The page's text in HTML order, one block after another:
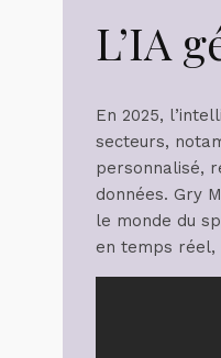
L’IA
En 2025,
secteurs,
personnalisé,
données. Gry
le monde du
en temps réel,